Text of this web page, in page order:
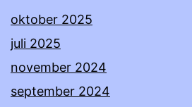
oktober 2025
juli 2025
november 2024
september 2024